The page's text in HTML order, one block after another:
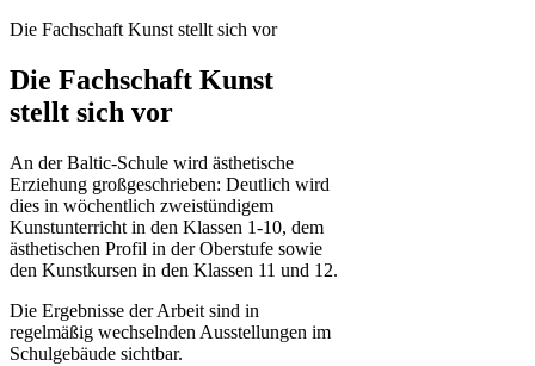
Die Fachschaft Kunst stellt sich vor
Die Fachschaft Kunst
stellt sich vor
An der Baltic-Schule wird ästhetische
Erziehung großgeschrieben: Deutlich wird
dies in wöchentlich zweistündigem
Kunstunterricht in den Klassen 1-10, dem
ästhetischen Profil in der Oberstufe sowie
den Kunstkursen in den Klassen 11 und 12.
Die Ergebnisse der Arbeit sind in
regelmäßig wechselnden Ausstellungen im
Schulgebäude sichtbar.